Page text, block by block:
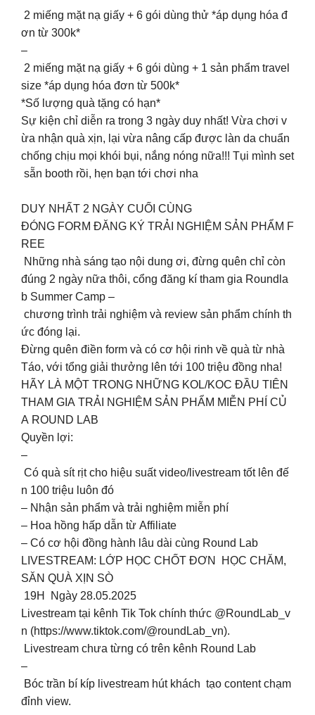
2 miếng mặt nạ giấy + 6 gói dùng thử *áp dụng hóa đ
ơn từ 300k*
–
2 miếng mặt nạ giấy + 6 gói dùng + 1 sản phẩm travel
size *áp dụng hóa đơn từ 500k*
*Số lượng quà tặng có hạn*
Sự kiện chỉ diễn ra trong 3 ngày duy nhất! Vừa chơi v
ừa nhận quà xịn, lại vừa nâng cấp được làn da chuẩn
chống chịu mọi khói bụi, nắng nóng nữa!!! Tụi mình set
sẵn booth rồi, hẹn bạn tới chơi nha
DUY NHẤT 2 NGÀY CUỐI CÙNG
ĐÓNG FORM ĐĂNG KÝ TRẢI NGHIỆM SẢN PHẨM F
REE
Những nhà sáng tạo nội dung ơi, đừng quên chỉ còn
đúng 2 ngày nữa thôi, cổng đăng kí tham gia Roundla
b Summer Camp –
chương trình trải nghiệm và review sản phẩm chính th
ức đóng lại.
Đừng quên điền form và có cơ hội rinh về quà từ nhà
Táo, với tổng giải thưởng lên tới 100 triệu đồng nha!
HÃY LÀ MỘT TRONG NHỮNG KOL/KOC ĐẦU TIÊN
THAM GIA TRẢI NGHIỆM SẢN PHẨM MIỄN PHÍ CỦ
A ROUND LAB
Quyền lợi:
–
Có quà sít rịt cho hiệu suất video/livestream tốt lên đế
n 100 triệu luôn đó
– Nhận sản phẩm và trải nghiệm miễn phí
– Hoa hồng hấp dẫn từ Affiliate
– Có cơ hội đồng hành lâu dài cùng Round Lab
LIVESTREAM: LỚP HỌC CHỐT ĐƠN HỌC CHĂM,
SĂN QUÀ XỊN SÒ
19H Ngày 28.05.2025
Livestream tại kênh Tik Tok chính thức @RoundLab_v
n (https://www.tiktok.com/@roundLab_vn).
Livestream chưa từng có trên kênh Round Lab
–
Bóc trần bí kíp livestream hút khách tạo content chạm
đỉnh view.